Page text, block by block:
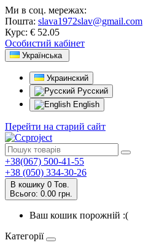
Ми в соц. мережах:
Пошта: slava1972slav@gmail.com
Курс: € 52.05
Особистий кабінет
Українська
Украинский
Русский
English
Перейти на старий сайт
+38(067) 500-41-55
+38 (050) 334-30-26
В кошику 0 Тов.
Всього: 0.00 грн.
Ваш кошик порожній :(
Категорії